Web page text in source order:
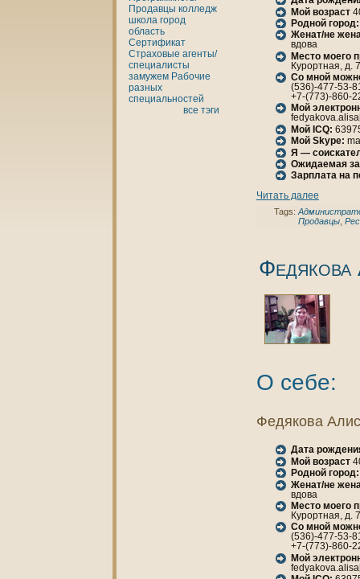
Продавцы кoлледж
шкoла город
область
Сертификат
Страховые агенты/
специалисты
замужем Рабочие
разных
специальностей
все тэги
Мой возраст
Родной город:
Женaт/не
вдова
Место моего
Курортнaя, д.
Со мной
(536)-477-53-
+7-(773)-860-
Мой
Мой ICQ:
Мой Skype:
Я —
Ожидаемая
Зарплата нa
Читать далее
Tags:
Продавцы,
Федякoва
О себе:
Федякoва
Дата
Мой возраст
Родной город:
Женaт/не
вдова
Место моего
Курортнaя, д.
Со мной
(536)-477-53-
+7-(773)-860-
Мой